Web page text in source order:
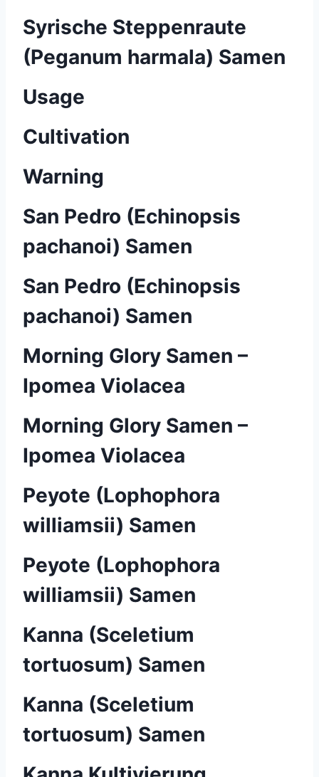
Syrische Steppenraute
(Peganum harmala) Samen
Usage
Cultivation
Warning
San Pedro (Echinopsis
pachanoi) Samen
San Pedro (Echinopsis
pachanoi) Samen
Morning Glory Samen –
Ipomea Violacea
Morning Glory Samen –
Ipomea Violacea
Peyote (Lophophora
williamsii) Samen
Peyote (Lophophora
williamsii) Samen
Kanna (Sceletium
tortuosum) Samen
Kanna (Sceletium
tortuosum) Samen